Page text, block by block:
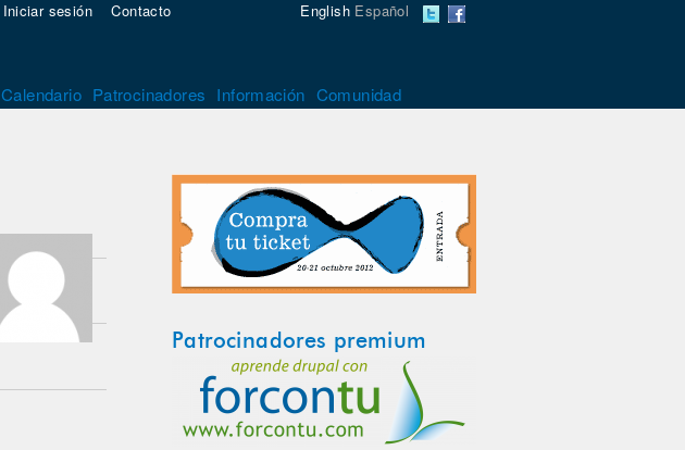
English Español
Iniciar sesión Contacto
Calendario Patrocinadores Información Comunidad
Patrocinadores premium